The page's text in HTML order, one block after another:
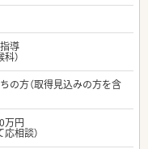
導
）
の方（取得見込みの方を含
万円
相談）